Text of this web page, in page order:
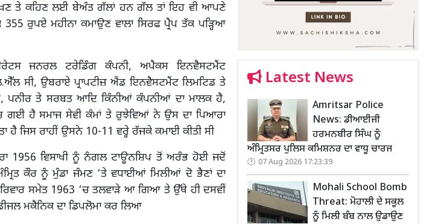
ਤੇ ਕਹਿਣ ਲਈ ਬੇਅੰਤ ਗੱਲਾਂ ਹਨ ਗੱਲ ਤਾਂ ਇਹ ਵੀ ਆਪਣੇ
ਰੁਪਏ ਮਹੀਨਾ ਕਮਾਉਣ ਵਾਲਾ ਸਿਰਫ ਪ੍ਰੈਪ ਤੱਕ ਪੜ੍ਹਿਆ
ਜਨਰਲ ਟਰੇਡਿੰਗ ਕੰਪਨੀ, ਅਪੈਕਸ ਇਨਵੈਸਟਮੈਂਟ
ਸੀ, ਉਬਰਾਏ ਪ੍ਰਾਪਟੀਜ਼ ਐਂਡ ਇਨਵੈਸਟਮੈਂਟ ਲਿਮਟਿਡ ਤੇ
ਪਨੀਰ ਤੇ ਸਰਬਤ ਆਦਿ ਕਿੰਨੀਆਂ ਕੰਪਨੀਆਂ ਦਾ ਮਾਲਕ ਹੈ,
ਗਈ ਹੈ ਸਮਾਜ ਸੇਵੀ ਕੰਮਾਂ ਤੇ ਰੁਝੇਵਿਆਂ ਨੇ ਉਸ ਦਾ ਪਿਆਰਾ
ਹੈ ਜਿਸ ਰਾਹੀਂ ਉਸਨੇ 10-11 ਵਰ੍ਹੇ ਰੱਜਕੇ ਕਮਾਈ ਕੀਤੀ ਸੀ
1956 ਵਿਸਾਖੀ ਨੂੰ ਨੰਗਲ ਟਾਊਨਸ਼ਿਪ ਤੋਂ ਅਰੰਭ ਹੋਈ ਜਦੋਂ
ਕੌਰ ਨੂੰ ਮੁੰਡਾ ਜੰਮਣ ‘ਤੇ ਵਧਾਈਆਂ ਮਿਲੀਆਂ ਦੋ ਭੈਣਾਂ ਦਾ
ਸਮੇਤ 1963 ‘ਚ ਤਲਵਾੜੇ ਆ ਗਿਆ ਤੇ ਉੱਥੇ ਹੀ ਦਸਵੀਂ
ਮਕੈਨਿਕ ਦਾ ਡਿਪਲੋਮਾ ਕਰ ਲਿਆ
Latest News
Amritsar Police
News: ਡੀਆਈਜੀ
ਹਰਮਨਬੀਰ ਸਿੰਘ ਨੂੰ
ਅੰਮ੍ਰਿਤਸਰ ਪੁਲਿਸ ਕਮਿਸ਼ਨਰ ਦਾ ਵਾਧੂ ਚਾਰਜ
07 Aug 2026 17:23:39
Mohali School Bomb
Threat: ਮੋਹਾਲੀ ਦੇ ਸਕੂਲ
ਨੂੰ ਮਿਲੀ ਬੰਬ ਨਾਲ ਉਡਾਉਣ